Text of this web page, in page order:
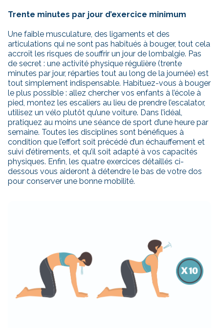
Trente minutes par jour d’exercice minimum
Une faible musculature, des ligaments et des
articulations qui ne sont pas habitués à bouger, tout cela
accroît les risques de souffrir un jour de lombalgie. Pas
de secret : une activité physique régulière (trente
minutes par jour, réparties tout au long de la journée) est
tout simplement indispensable. Habituez-vous à bouger
le plus possible : allez chercher vos enfants à l’école à
pied, montez les escaliers au lieu de prendre l’escalator,
utilisez un vélo plutôt qu’une voiture. Dans l’idéal,
pratiquez au moins une séance de sport d’une heure par
semaine. Toutes les disciplines sont bénéfiques à
condition que l’effort soit précédé d’un échauffement et
suivi d’étirements, et qu’il soit adapté à vos capacités
physiques. Enfin, les quatre exercices détaillés ci-
dessous vous aideront à détendre le bas de votre dos
pour conserver une bonne mobilité.